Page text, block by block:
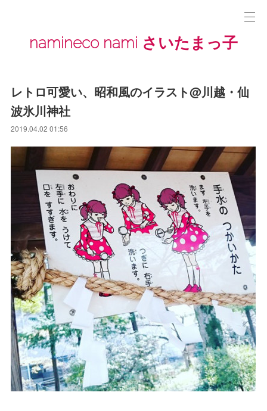
namineco nami さいたまっ子
レトロ可愛い、昭和風のイラスト@川越・仙
波氷川神社
2019.04.02 01:56